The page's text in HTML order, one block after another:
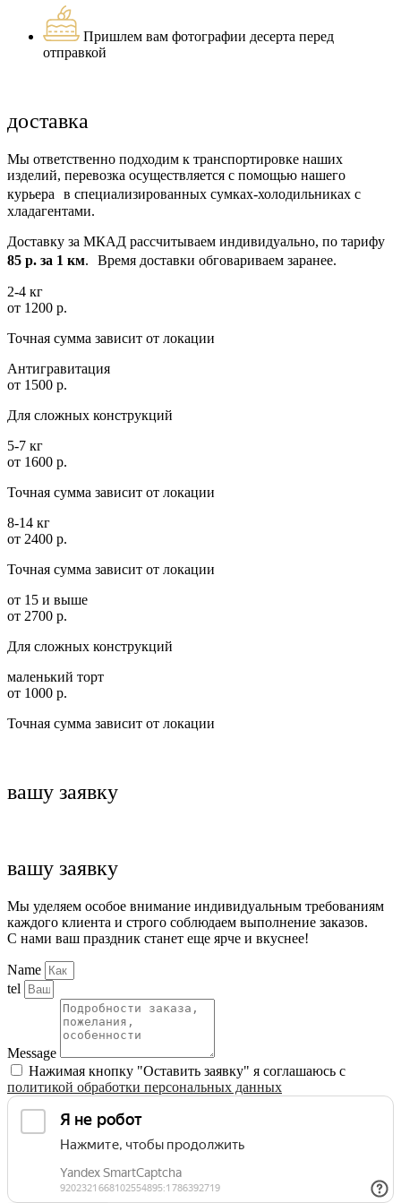
Пришлем вам фотографии десерта перед
отправкой
доставка
Мы ответственно подходим к транспортировке наших
изделий, перевозка осуществляется с помощью нашего
курьера в специализированных сумках-холодильниках с
хладагентами.
Доставку за МКАД рассчитываем индивидуально, по тарифу
85 р. за 1 км. Время доставки обговариваем заранее.
2-4 кг
от 1200 р.
Точная сумма зависит от локации
Антигравитация
от 1500 р.
Для сложных конструкций
5-7 кг
от 1600 р.
Точная сумма зависит от локации
8-14 кг
от 2400 р.
Точная сумма зависит от локации
от 15 и выше
от 2700 р.
Для сложных конструкций
маленький торт
от 1000 р.
Точная сумма зависит от локации
вашу заявку
вашу заявку
Мы уделяем особое внимание индивидуальным требованиям
каждого клиента и строго соблюдаем выполнение заказов.
С нами ваш праздник станет еще ярче и вкуснее!
Name
tel
Message
Нажимая кнопку "Оставить заявку" я соглашаюсь с
политикой обработки персональных данных